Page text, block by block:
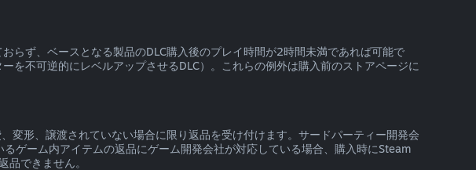
らず、ベースとなる製品のDLC購入後のプレイ時間が2時間未満であれば可能で
を不可逆的にレベルアップさせるDLC）。これらの例外は購入前のストアページに
形、譲渡されていない場合に限り返品を受け付けます。サードパーティー開発会
ゲーム内アイテムの返品にゲーム開発会社が対応している場合、購入時にSteam
できません。